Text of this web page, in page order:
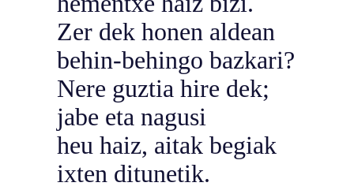
Zer dek honen aldean
behin-behingo bazkari?
Nere guztia hire dek;
jabe eta nagusi
heu haiz, aitak begiak
ixten ditunetik.